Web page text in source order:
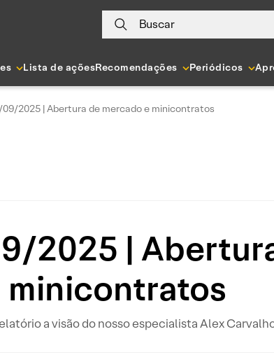
Buscar
Lista de açõesRecomendações Periódicos
09/2025 | Abertura de mercado e minicontratos
2025 |
minicontratos
a visão do nosso especialista Alex